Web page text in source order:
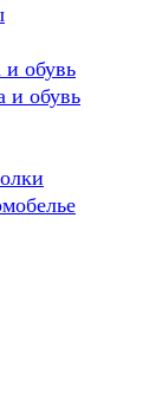
и обувь
и обувь